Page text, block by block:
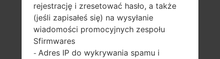
rejestrację i zresetować hasło, a także
(jeśli zapisałeś się) na wysyłanie
wiadomości promocyjnych zespołu
Sfirmwares
- Adres IP do wykrywania spamu i